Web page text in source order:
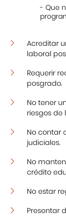
- Que
Acreditar
laboral
Requerir
posgrado.
No tener
riesgos de
No contar
judiciales.
No
crédito
No estar
Presentar